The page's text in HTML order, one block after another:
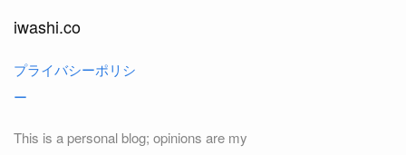
iwashi.co
プライバシーポリシ
ー
This is a personal blog; opinions are my